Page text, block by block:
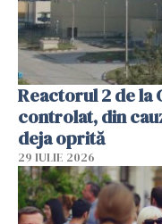
Reactorul 2 de la
controlat, din
deja oprită
29 IULIE 2026